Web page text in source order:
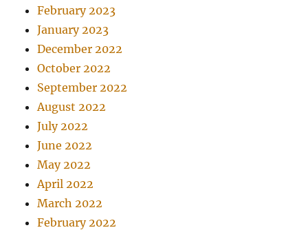
February 2023
January 2023
December 2022
October 2022
September 2022
August 2022
July 2022
June 2022
May 2022
April 2022
March 2022
February 2022